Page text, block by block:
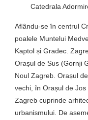
Catedrala
Aflându-se în centrul
poalele Muntelui
Kaptol și Gradec.
Orașul de Sus (Gornji
Noul Zagreb. Orașul
vechi, în Orașul de
Zagreb cuprinde
urbanismului. De